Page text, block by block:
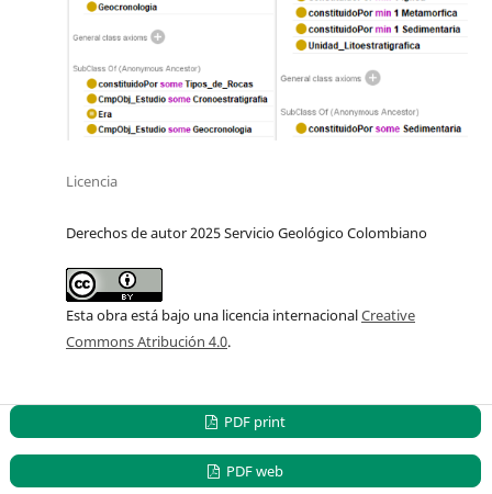
Licencia
Derechos de autor 2025 Servicio Geológico Colombiano
Esta obra está bajo una licencia internacionalCreative
Commons Atribución 4.0.
PDF print
PDF web